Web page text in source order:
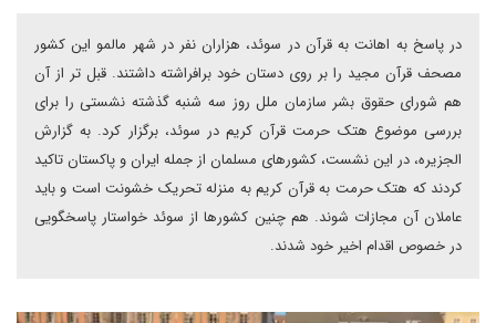
در پاسخ به اهانت به قرآن در سوئد، هزاران نفر در شهر مالمو این کشور
مصحف قرآن مجید را بر روی دستان خود برافراشته داشتند. قبل تر از آن
هم شورای حقوق بشر سازمان ملل روز سه شنبه گذشته نشستی را برای
بررسی موضوع هتک حرمت قرآن کریم در سوئد، برگزار کرد. به گزارش
الجزیره، در این نشست، کشور‌های مسلمان از جمله ایران و پاکستان تاکید
کردند که هتک حرمت به قرآن کریم به منزله تحریک خشونت است و باید
عاملان آن مجازات شوند. هم چنین کشور‌ها از سوئد خواستار پاسخگویی
در خصوص اقدام اخیر خود شدند.